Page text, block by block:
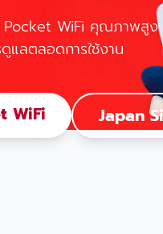
Pocket WiFi คุณภาพสูง
แลตลอดการใช้งาน
WiFi Japan